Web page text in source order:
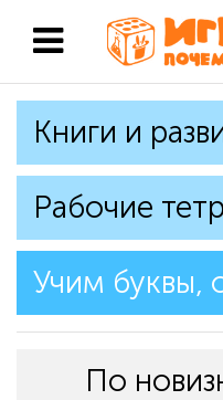
Книги и
Рабочие
Учим буквы,
По